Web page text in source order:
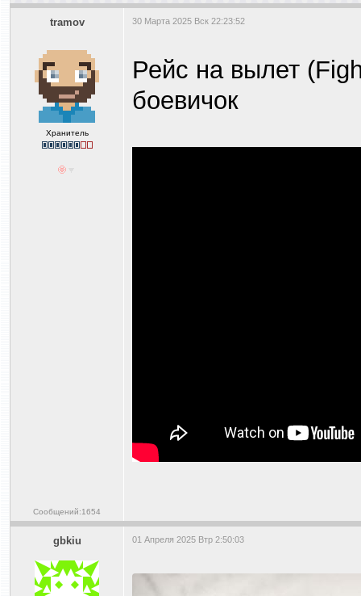
tramov
Хранитель
Сообщений:1654
30 Марта 2025 Вск 22:23:52
Рейс на вылет
боевичок
gbkiu 01 Апреля 2025 Втр 2:50:03